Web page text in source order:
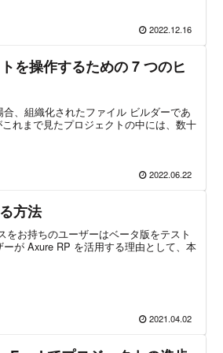
2022.12.16
を操作するための 7 つのヒ
、組織化されたファイル ビルダーであ
れまで見たプロジェクトの中には、数十
2022.06.22
方法
お持ちのユーザーはベータ版をテスト
が Axure RP を活用する理由として、本
2021.04.02